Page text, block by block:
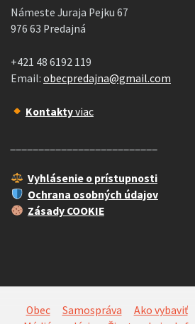
Námeste Juraja Pejku 67
976 63 Predajná
+421 48 6192 119
Email: obecpredajna@gmail.com
Kontaktyviac
Vyhlásenie o prístupnosti
Ochrana osobných údajov
Zásady COOKIE
Obec Samospráva Ako vybaviť